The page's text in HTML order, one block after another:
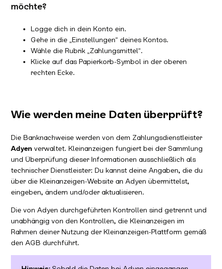
möchte?
Logge dich in dein Konto ein.
Gehe in die „Einstellungen“ deines Kontos.
Wähle die Rubrik „Zahlungsmittel“.
Klicke auf das Papierkorb-Symbol in der oberen
rechten Ecke.
Wie werden meine Daten überprüft?
Die Banknachweise werden von dem Zahlungsdienstleister
Adyen verwaltet. Kleinanzeigen fungiert bei der Sammlung
und Überprüfung dieser Informationen ausschließlich als
technischer Dienstleister: Du kannst deine Angaben, die du
über die Kleinanzeigen-Website an Adyen übermittelst,
eingeben, ändern und/oder aktualisieren.
Die von Adyen durchgeführten Kontrollen sind getrennt und
unabhängig von den Kontrollen, die Kleinanzeigen im
Rahmen deiner Nutzung der Kleinanzeigen-Plattform gemäß
den AGB durchführt.